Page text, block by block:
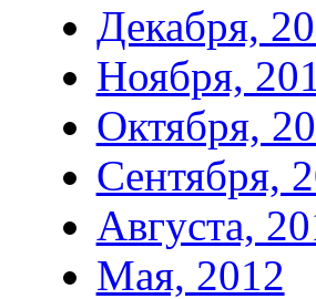
Декабря,
Ноября,
Октября,
Сентября,
Августа,
Мая, 2012